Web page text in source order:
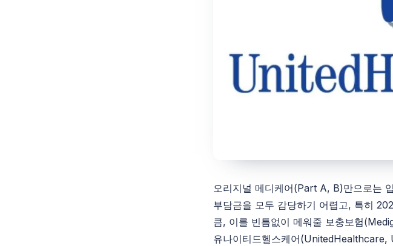
오리지널 메디케어(Part A, B)만으로는
부담금을 모두 감당하기 어렵고, 특히
큼, 이를 빈틈없이 메워줄 보충보험(
유나이티드헬스케어(UnitedHealthcare,